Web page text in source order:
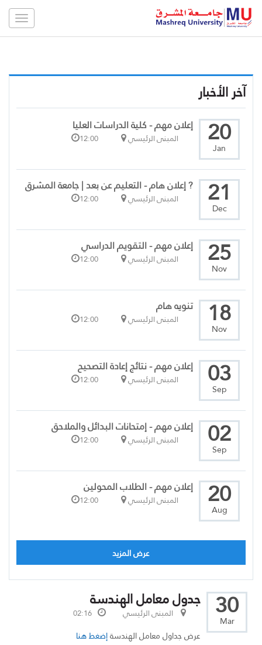
آخر الأخبار
20
Jan
إعلان مهم - كلية الدراسات العليا
المبنى الرئيسي 12:00
21
Dec
? إعلان هام - التعليم عن بعد | جامعة المشرق
المبنى الرئيسي 12:00
25
Nov
إعلان مهم - التقويم الدراسي
المبنى الرئيسي 12:00
18
Nov
تنويه هام
المبنى الرئيسي 12:00
03
Sep
إعلان مهم - نتائج إعادة التصحيح
المبنى الرئيسي 12:00
02
Sep
إعلان مهم - إمتحانات البدائل والملاحق
المبنى الرئيسي 12:00
20
Aug
إعلان مهم - الطلاب المحولين
المبنى الرئيسي 12:00
عرض المزيد
30
Mar
جدول معامل الهندسة
المبنى الرئيسي 02:16
عرض جداول معامل الهندسةإضغط هنا